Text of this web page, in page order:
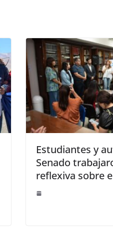
Estudiantes y
Senado
reflexiva sobre